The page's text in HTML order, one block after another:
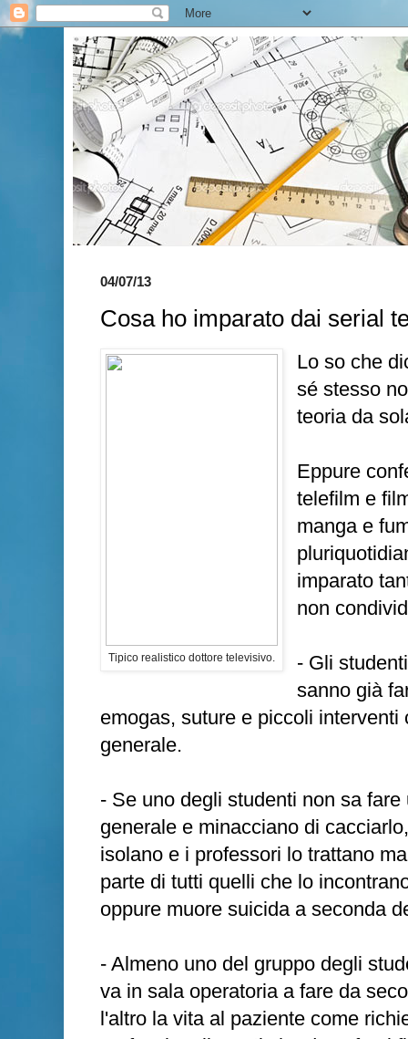
04/07/13
Cosa ho imparato dai serial
Tipico realistico dottore televisivo.
Lo so che
sé stesso
teoria da
Eppure
telefilm e
manga e
imparato
non
- Gli
sanno già
emogas, suture e piccoli interventi
generale.
- Se uno degli studenti non sa
generale e minacciano di
isolano e i professori lo trattano
parte di tutti quelli che lo
oppure muore suicida a seconda
- Almeno uno del gruppo degli
va in sala operatoria a fare da
l'altro la vita al paziente come